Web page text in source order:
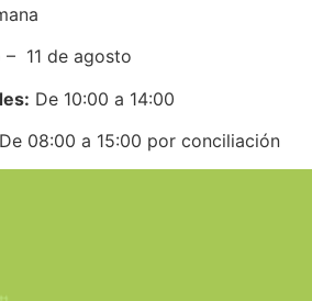
– 11 de agosto
De 10:00 a 14:00
De 08:00 a 15:00 por conciliación